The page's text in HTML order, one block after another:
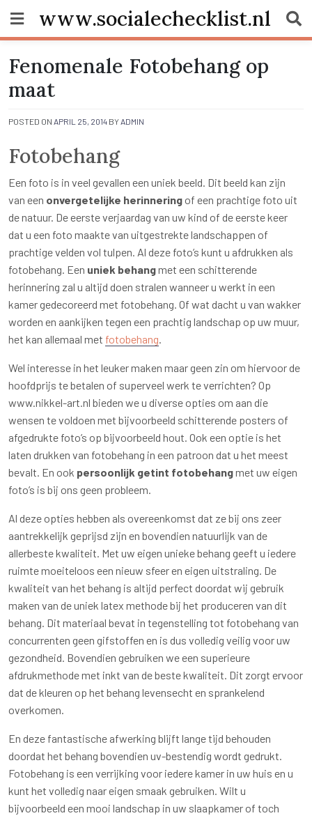
content
www.socialechecklist.nl
Fenomenale Fotobehang op
maat
POSTED ON APRIL 25, 2014 BY ADMIN
Fotobehang
Een foto is in veel gevallen een uniek beeld. Dit beeld kan zijn
van een onvergetelijke herinnering of een prachtige foto uit
de natuur. De eerste verjaardag van uw kind of de eerste keer
dat u een foto maakte van uitgestrekte landschappen of
prachtige velden vol tulpen. Al deze foto’s kunt u afdrukken als
fotobehang. Een uniek behangmet een schitterende
herinnering zal u altijd doen stralen wanneer u werkt in een
kamer gedecoreerd met fotobehang. Of wat dacht u van wakker
worden en aankijken tegen een prachtig landschap op uw muur,
het kan allemaal met fotobehang.
Wel interesse in het leuker maken maar geen zin om hiervoor de
hoofdprijs te betalen of superveel werk te verrichten? Op
www.nikkel-art.nl bieden we u diverse opties om aan die
wensen te voldoen met bijvoorbeeld schitterende posters of
afgedrukte foto’s op bijvoorbeeld hout. Ook een optie is het
laten drukken van fotobehang in een patroon dat u het meest
bevalt. En ook persoonlijk getint fotobehangmet uw eigen
foto’s is bij ons geen probleem.
Al deze opties hebben als overeenkomst dat ze bij ons zeer
aantrekkelijk geprijsd zijn en bovendien natuurlijk van de
allerbeste kwaliteit. Met uw eigen unieke behang geeft u iedere
ruimte moeiteloos een nieuw sfeer en eigen uitstraling. De
kwaliteit van het behang is altijd perfect doordat wij gebruik
maken van de uniek latex methode bij het produceren van dit
behang. Dit materiaal bevat in tegenstelling tot fotobehang van
concurrenten geen gifstoffen en is dus volledig veilig voor uw
gezondheid. Bovendien gebruiken we een superieure
afdrukmethode met inkt van de beste kwaliteit. Dit zorgt ervoor
dat de kleuren op het behang levensecht en sprankelend
overkomen.
En deze fantastische afwerking blijft lange tijd behouden
doordat het behang bovendien uv-bestendig wordt gedrukt.
Fotobehang is een verrijking voor iedere kamer in uw huis en u
kunt het volledig naar eigen smaak gebruiken. Wilt u
bijvoorbeeld een mooi landschap in uw slaapkamer of toch